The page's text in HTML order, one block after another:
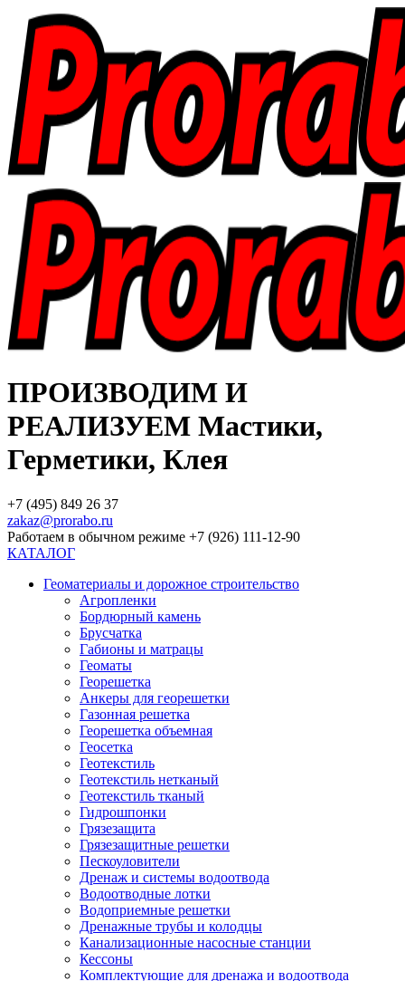
ПРОИЗВОДИМ И
РЕАЛИЗУЕМ Мастики,
Герметики, Клея
+7 (495) 849 26 37
zakaz@prorabo.ru
Работаем в обычном режиме +7 (926) 111-12-90
КАТАЛОГ
Геоматериалы и дорожное строительство
Агропленки
Бордюрный камень
Брусчатка
Габионы и матрацы
Геоматы
Георешетка
Анкеры для георешетки
Газонная решетка
Георешетка объемная
Геосетка
Геотекстиль
Геотекстиль нетканый
Геотекстиль тканый
Гидрошпонки
Грязезащита
Грязезащитные решетки
Пескоуловители
Дренаж и системы водоотвода
Водоотводные лотки
Водоприемные решетки
Дренажные трубы и колодцы
Канализационные насосные станции
Кессоны
Комплектующие для дренажа и водоотвода